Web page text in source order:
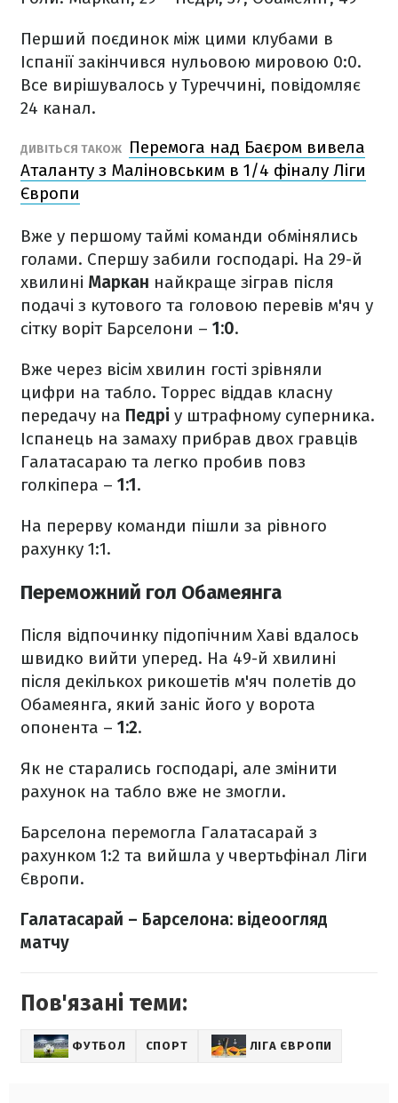
Перший поєдинок між цими клубами в
Іспанії закінчився нульовою мировою 0:0.
Все вирішувалось у Туреччині, повідомляє
24 канал.
ДИВІТЬСЯ ТАКОЖ
Перемога над Баєром вивела
Аталанту з Маліновським в 1/4 фіналу Ліги
Європи
Вже у першому таймі команди обмінялись
голами. Спершу забили господарі. На 29-й
хвилині Маркан найкраще зіграв після
подачі з кутового та головою перевів м'яч у
сітку воріт Барселони – 1:0.
Вже через вісім хвилин гості зрівняли
цифри на табло. Торрес віддав класну
передачу на Педрі у штрафному суперника.
Іспанець на замаху прибрав двох гравців
Галатасараю та легко пробив повз
голкіпера – 1:1.
На перерву команди пішли за рівного
рахунку 1:1.
Переможний гол Обамеянга
Після відпочинку підопічним Хаві вдалось
швидко вийти уперед. На 49-й хвилині
після декількох рикошетів м'яч полетів до
Обамеянга, який заніс його у ворота
опонента – 1:2.
Як не старались господарі, але змінити
рахунок на табло вже не змогли.
Барселона перемогла Галатасарай з
рахунком 1:2 та вийшла у чвертьфінал Ліги
Європи.
Галатасарай – Барселона: відеоогляд
матчу
Пов'язані теми:
ФУТБОЛ СПОРТ ЛІГА ЄВРОПИ